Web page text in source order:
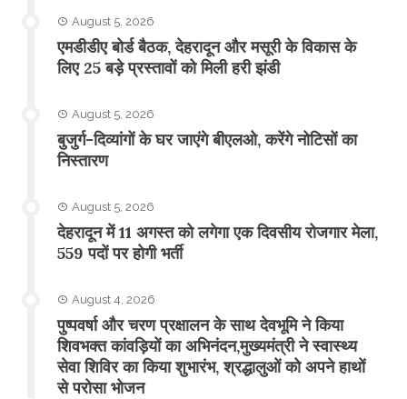
August 5, 2026
एमडीडीए बोर्ड बैठक, देहरादून और मसूरी के विकास के
लिए 25 बड़े प्रस्तावों को मिली हरी झंडी
August 5, 2026
बुजुर्ग-दिव्यांगों के घर जाएंगे बीएलओ, करेंगे नोटिसों का
निस्तारण
August 5, 2026
​देहरादून में 11 अगस्त को लगेगा एक दिवसीय रोजगार मेला,
559 पदों पर होगी भर्ती
August 4, 2026
पुष्पवर्षा और चरण प्रक्षालन के साथ देवभूमि ने किया
शिवभक्त कांवड़ियों का अभिनंदन,मुख्यमंत्री ने स्वास्थ्य
सेवा शिविर का किया शुभारंभ, श्रद्धालुओं को अपने हाथों
से परोसा भोजन